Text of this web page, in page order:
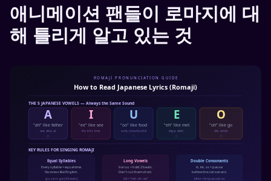
애니메이션 팬들이 로마지에 대
해 틀리게 알고 있는 것